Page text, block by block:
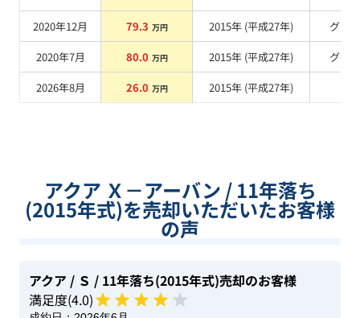
2020年12月
79.3 万円 2015年 (平成27年)
グレー
2020年7月
80.0 万円 2015年 (平成27年)
グレー
2026年8月
26.0 万円 2015年 (平成27年)
アクア Ｘ－アーバン / 11年落ち
(2015年式)を売却いただいたお客様
の声
アクア / Ｓ / 11年落ち(2015年式)売却のお客様
満足度(4.0)